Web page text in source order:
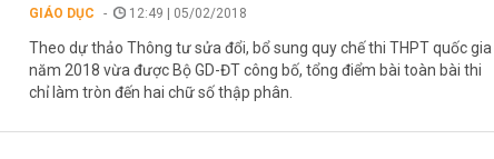
GIÁO DỤC 12:49 | 05/02/2018
Theo dự thảo Thông tư sửa đổi, bổ sung quy chế thi THPT quốc gia
năm 2018 vừa được Bộ GD-ĐT công bố, tổng điểm bài toàn bài thi
chỉ làm tròn đến hai chữ số thập phân.